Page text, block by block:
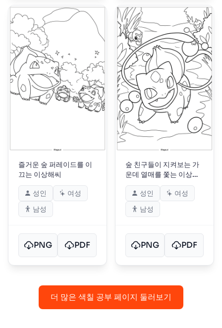
즐거운 숲 퍼레이드를 이
끄는 이상해씨
성인
여성
남성
PNG PDF
숲 친구들이 지켜보는 가
운데 열매를 쫓는 이상해
씨
성인
여성
남성
PNG PDF
더 많은 색칠 공부 페이지 둘러보기